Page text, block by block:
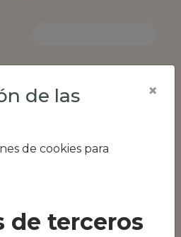
de las
de cookies para
×
de terceros